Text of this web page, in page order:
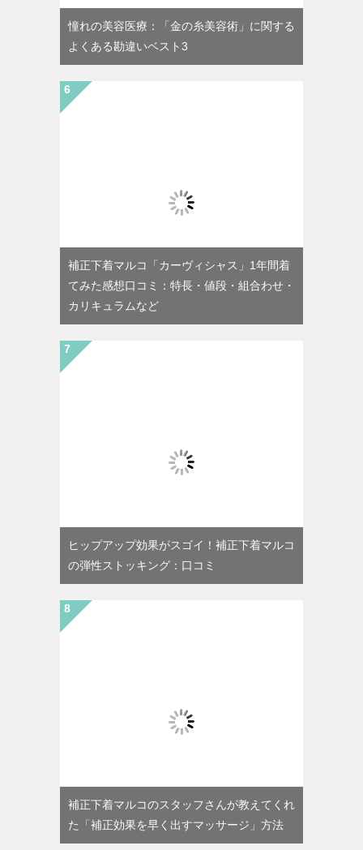
憧れの美容医療：「金の糸美容術」に関する
よくある勘違いベスト3
補正下着マルコ「カーヴィシャス」1年間着
てみた感想口コミ：特長・値段・組合わせ・
カリキュラムなど
ヒップアップ効果がスゴイ！補正下着マルコ
の弾性ストッキング：口コミ
補正下着マルコのスタッフさんが教えてくれ
た「補正効果を早く出すマッサージ」方法